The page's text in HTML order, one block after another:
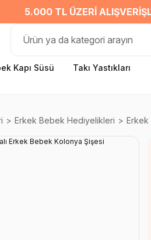
5.000 TL ÜZERI
Kapı Süsü Takı Yastıkları
Erkek Bebek Hediyelikleri Erkek